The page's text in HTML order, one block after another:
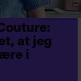
at jeg
i